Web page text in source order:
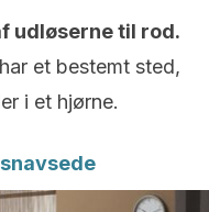
udløserne til rod.
et bestemt sted,
i et hjørne.